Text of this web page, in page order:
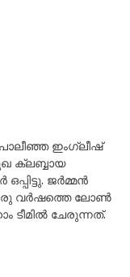
ഇംഗ്ലീഷ്
ക്ലബ്ബായ
ജർമ്മൻ
വർഷത്തെ ലോൺ
ടീമിൽ ചേരുന്നത്.